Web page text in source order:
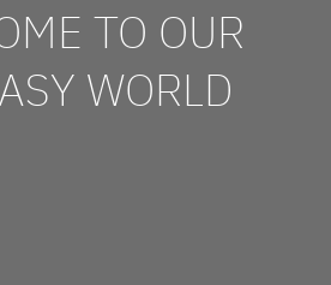
TO OUR
WORLD